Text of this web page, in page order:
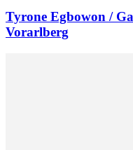
Tyrone Egbowon /
Vorarlberg